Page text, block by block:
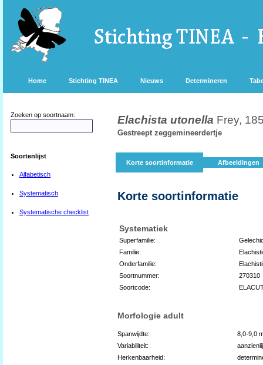
Home Stichting TINEA Nieuws Determineren
Zoeken op soortnaam:
Soortenlijst
Alfabetisch
Systematisch
Systematische checklist
Elachista utonella Frey,
Gestreept zeggemineerdertje
Korte soortinformatie Afbeeldingen
Korte soortinformatie
Systematiek
Superfamilie:
Familie:
Onderfamilie:
Soortnummer:
270310
Soortcode:
Morfologie adult
Spanwijdte:
8,0-9,0
Variabiliteit:
Herkenbaarheid: